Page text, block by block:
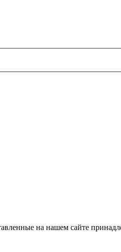
на нашем сайте